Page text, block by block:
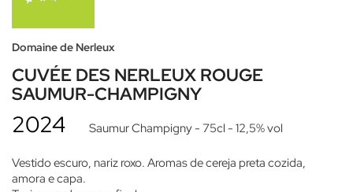
Domaine de Nerleux
CUVÉE DES NERLEUX ROUGE
SAUMUR-CHAMPIGNY
2024 Saumur Champigny- 75cl - 12,5% vol
Vestido escuro, nariz roxo. Aromas de cereja preta cozida,
amora e capa.